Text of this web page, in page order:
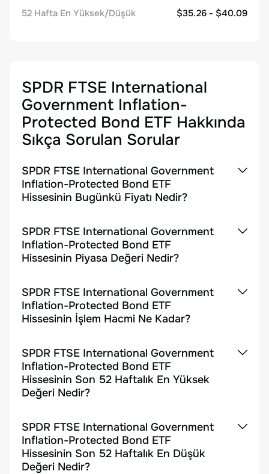
52 Hafta En Yüksek/Düşük
$35.26 - $40.09
SPDR FTSE International
Government Inflation-
Protected Bond ETF Hakkında
Sıkça Sorulan Sorular
SPDR FTSE International Government
Inflation-Protected Bond ETF
Hissesinin Bugünkü Fiyatı Nedir?
SPDR FTSE International Government
Inflation-Protected Bond ETF
Hissesinin Piyasa Değeri Nedir?
SPDR FTSE International Government
Inflation-Protected Bond ETF
Hissesinin İşlem Hacmi Ne Kadar?
SPDR FTSE International Government
Inflation-Protected Bond ETF
Hissesinin Son 52 Haftalık En Yüksek
Değeri Nedir?
SPDR FTSE International Government
Inflation-Protected Bond ETF
Hissesinin Son 52 Haftalık En Düşük
Değeri Nedir?